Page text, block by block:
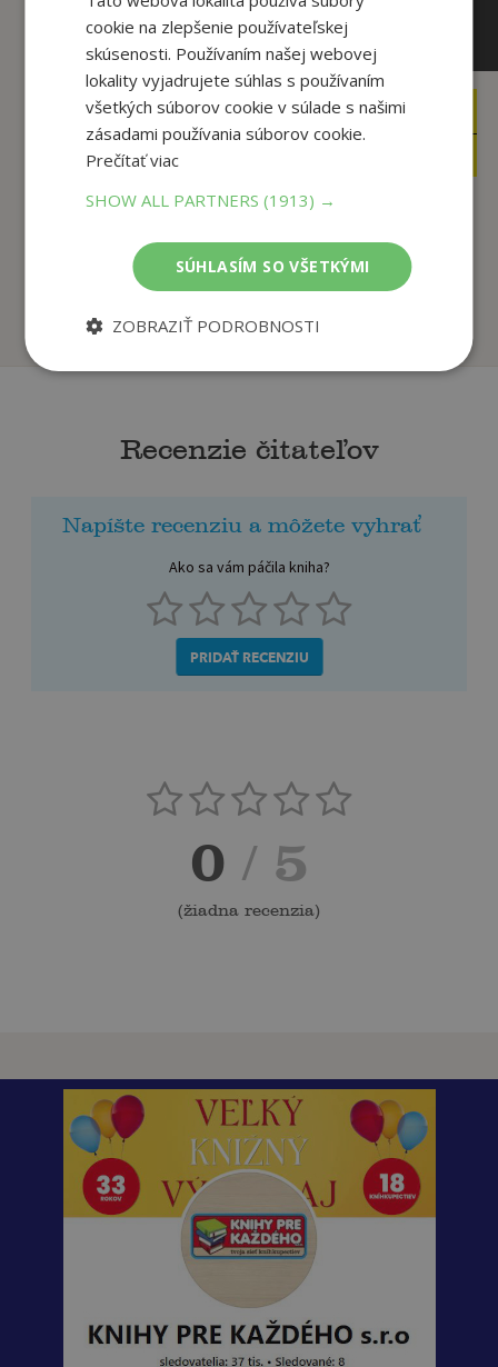
5,90 €
Srdce ženy 2026
autor neuvedený
Na sklade
Kľúč
Joe Vitale
Na sklade
Recenzie čitateľov
Napíšte recenziu a môžete vyhrať
Ako sa vám páčila kniha?
PRIDAŤ RECENZIU
0 / 5
(žiadna recenzia)
cookie na zlepšenie používateľskej
skúsenosti. Používaním našej webovej
lokality vyjadrujete súhlas s používaním
všetkých súborov cookie v súlade s našimi
zásadami používania súborov cookie.
Prečítať viac
SHOW ALL PARTNERS(1913) →
SÚHLASÍM SO VŠETKÝMI
ZOBRAZIŤ PODROBNOSTI